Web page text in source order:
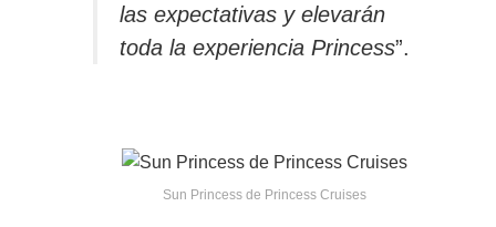
las expectativas y elevarán
toda la experiencia Princess”.
Sun Princess de Princess Cruises